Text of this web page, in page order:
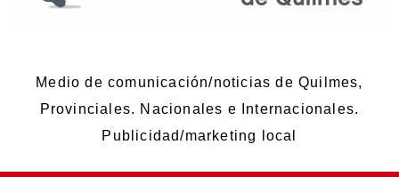
Medio de comunicación/noticias de Quilmes,
Provinciales. Nacionales e Internacionales.
Publicidad/marketing local